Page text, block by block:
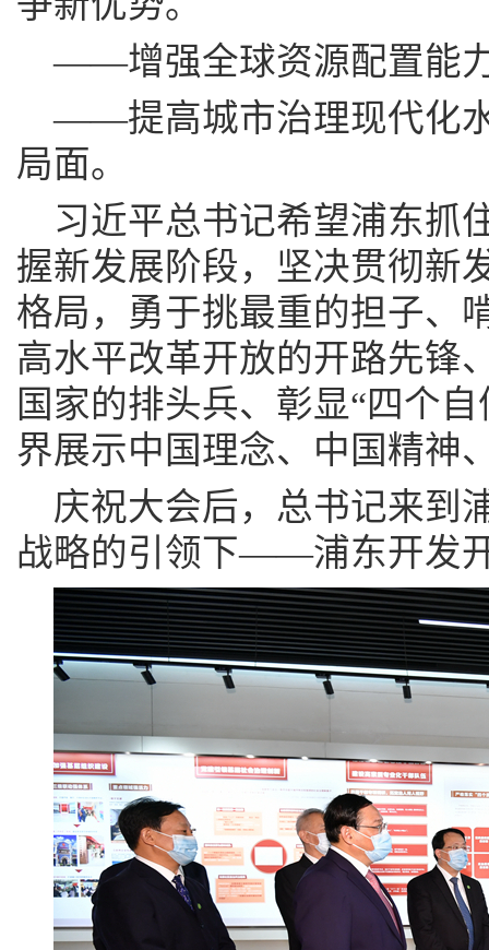
——增强全球资源配置能
——提高城市治理现代化
局面。
习近平总书记希望浦东抓
握新发展阶段，坚决贯彻新
格局，勇于挑最重的担子、
高水平改革开放的开路先锋
国家的排头兵、彰显“四个
界展示中国理念、中国精神
庆祝大会后，总书记来到
战略的引领下——浦东开发